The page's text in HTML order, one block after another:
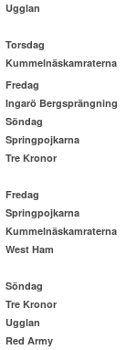
Ugglan
Torsdag
Kummelnäskamraterna
Fredag
Ingarö Bergsprängning
Söndag
Springpojkarna
Tre Kronor
Fredag
Springpojkarna
Kummelnäskamraterna
West Ham
Söndag
Tre Kronor
Ugglan
Red Army